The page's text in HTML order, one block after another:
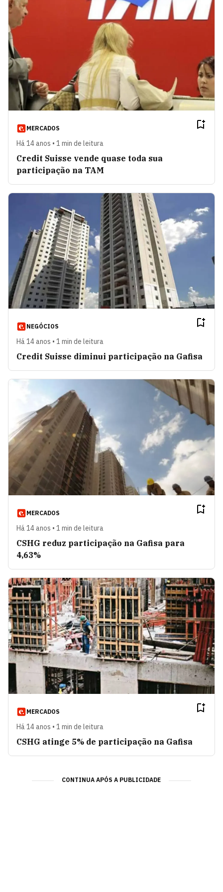
MERCADOS
Há 14 anos • 1 min de leitura
Credit Suisse vende quase toda sua
participação na TAM
NEGÓCIOS
Há 14 anos • 1 min de leitura
Credit Suisse diminui participação na Gafisa
MERCADOS
Há 14 anos • 1 min de leitura
CSHG reduz participação na Gafisa para
4,63%
MERCADOS
Há 14 anos • 1 min de leitura
CSHG atinge 5% de participação na Gafisa
CONTINUA APÓS A PUBLICIDADE